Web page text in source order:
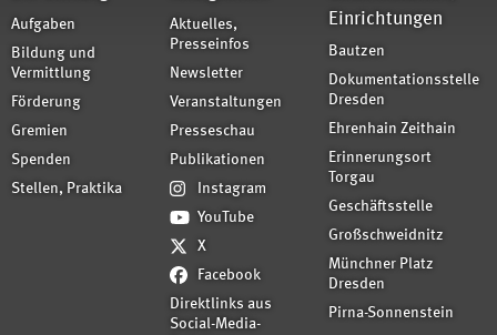
Aufgaben
Bildung und
Vermittlung
Förderung
Gremien
Spenden
Stellen, Praktika
Aktuelles,
Presseinfos
Newsletter
Veranstaltungen
Presseschau
Publikationen
Instagram
YouTube
X
Facebook
Direktlinks aus
Social-Media-
Einrichtungen
Bautzen
Dokumentationsstelle
Dresden
Ehrenhain Zeithain
Erinnerungsort
Torgau
Geschäftsstelle
Großschweidnitz
Münchner Platz
Dresden
Pirna-Sonnenstein